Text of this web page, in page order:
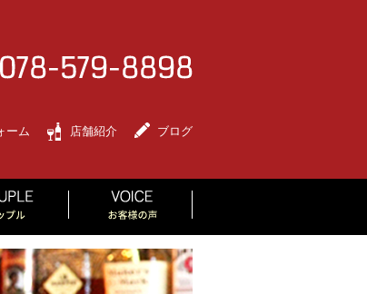
ーム 店舗紹介 ブログ
COUPLE